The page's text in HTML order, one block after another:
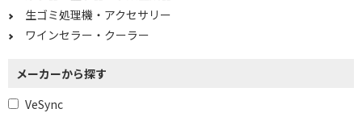
生ゴミ処理機・アクセサリー
ワインセラー・クーラー
メーカーから探す
VeSync
無洗米コースで絞り込む
胚芽米コースで絞り込む